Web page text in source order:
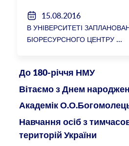
15.08.2016
В УНІВЕРСИТЕТІ
БІОРЕСУРСНОГО ЦЕНТРУ
До 180-річчя НМУ
Вітаємо з Днем
Академік
Навчання осіб з
територій України